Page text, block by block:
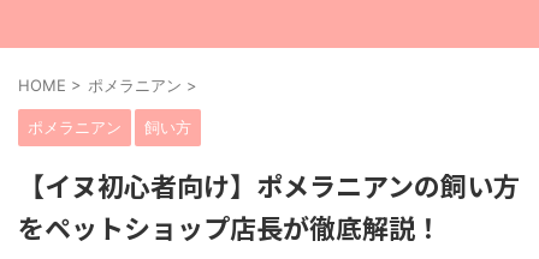
HOME > ポメラニアン >
ポメラニアン 飼い方
【イヌ初心者向け】ポメラニアンの飼い方
をペットショップ店長が徹底解説！